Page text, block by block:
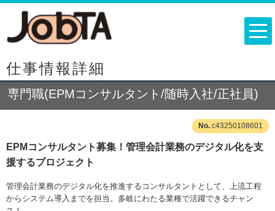
仕事情報詳細
専門職(EPMコンサルタント/随時入社/正社員)
c43250108601
EPMコンサルタント募集！管理会計業務のデジタル化を支
援するプロジェクト
管理会計業務のデジタル化を推進するコンサルタントとして、上流工程
からシステム導入までを担当。多岐にわたる業種で活躍できるチャン